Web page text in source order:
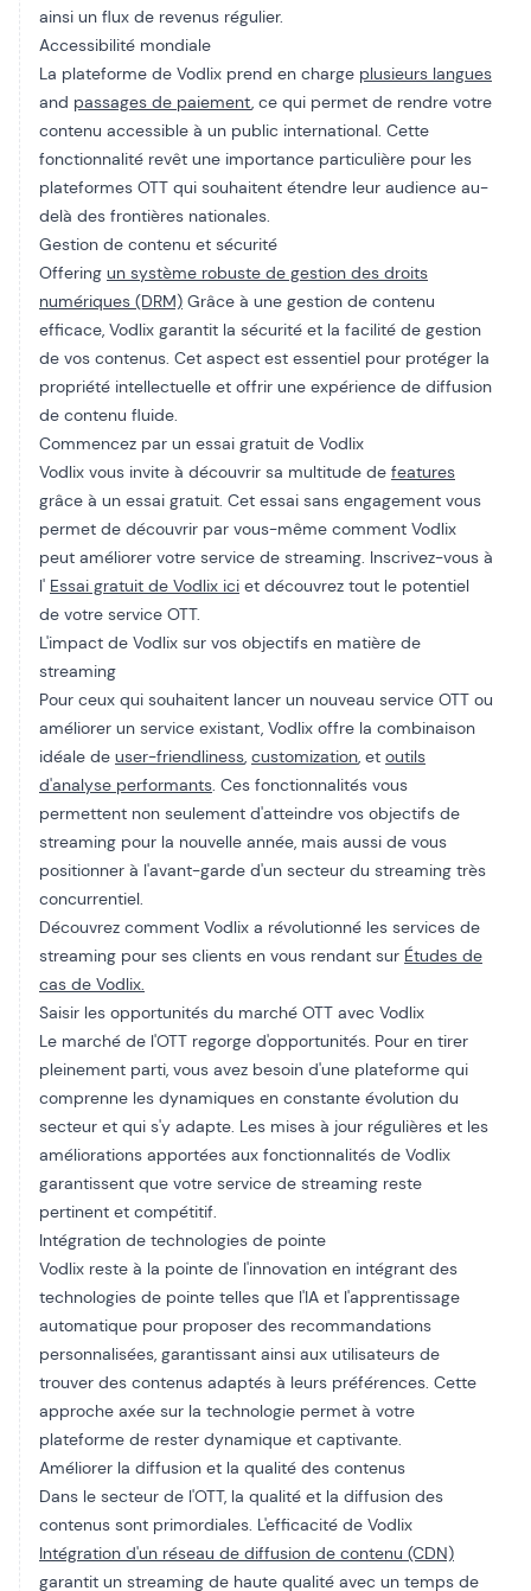
ainsi un flux de revenus régulier.
Accessibilité mondiale
La plateforme de Vodlix prend en charge plusieurs langues
and passages de paiement, ce qui permet de rendre votre
contenu accessible à un public international. Cette
fonctionnalité revêt une importance particulière pour les
plateformes OTT qui souhaitent étendre leur audience au-
delà des frontières nationales.
Gestion de contenu et sécurité
Offering un système robuste de gestion des droits
numériques (DRM) Grâce à une gestion de contenu
efficace, Vodlix garantit la sécurité et la facilité de gestion
de vos contenus. Cet aspect est essentiel pour protéger la
propriété intellectuelle et offrir une expérience de diffusion
de contenu fluide.
Commencez par un essai gratuit de Vodlix
Vodlix vous invite à découvrir sa multitude de features
grâce à un essai gratuit. Cet essai sans engagement vous
permet de découvrir par vous-même comment Vodlix
peut améliorer votre service de streaming. Inscrivez-vous à
l' Essai gratuit de Vodlix ici et découvrez tout le potentiel
de votre service OTT.
L'impact de Vodlix sur vos objectifs en matière de
streaming
Pour ceux qui souhaitent lancer un nouveau service OTT ou
améliorer un service existant, Vodlix offre la combinaison
idéale de user-friendliness, customization, et outils
d'analyse performants. Ces fonctionnalités vous
permettent non seulement d'atteindre vos objectifs de
streaming pour la nouvelle année, mais aussi de vous
positionner à l'avant-garde d'un secteur du streaming très
concurrentiel.
Découvrez comment Vodlix a révolutionné les services de
streaming pour ses clients en vous rendant sur Études de
cas de Vodlix.
Saisir les opportunités du marché OTT avec Vodlix
Le marché de l'OTT regorge d'opportunités. Pour en tirer
pleinement parti, vous avez besoin d'une plateforme qui
comprenne les dynamiques en constante évolution du
secteur et qui s'y adapte. Les mises à jour régulières et les
améliorations apportées aux fonctionnalités de Vodlix
garantissent que votre service de streaming reste
pertinent et compétitif.
Intégration de technologies de pointe
Vodlix reste à la pointe de l'innovation en intégrant des
technologies de pointe telles que l'IA et l'apprentissage
automatique pour proposer des recommandations
personnalisées, garantissant ainsi aux utilisateurs de
trouver des contenus adaptés à leurs préférences. Cette
approche axée sur la technologie permet à votre
plateforme de rester dynamique et captivante.
Améliorer la diffusion et la qualité des contenus
Dans le secteur de l'OTT, la qualité et la diffusion des
contenus sont primordiales. L'efficacité de Vodlix
Intégration d'un réseau de diffusion de contenu (CDN)
garantit un streaming de haute qualité avec un temps de